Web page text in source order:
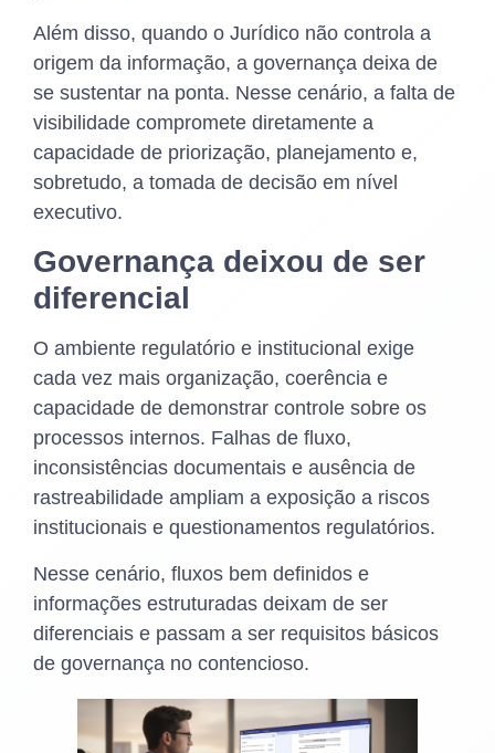
Além disso, quando o Jurídico não controla a
origem da informação, a governança deixa de
se sustentar na ponta. Nesse cenário, a falta de
visibilidade compromete diretamente a
capacidade de priorização, planejamento e,
sobretudo, a tomada de decisão em nível
executivo.
Governança deixou de ser
diferencial
O ambiente regulatório e institucional exige
cada vez mais organização, coerência e
capacidade de demonstrar controle sobre os
processos internos. Falhas de fluxo,
inconsistências documentais e ausência de
rastreabilidade ampliam a exposição a riscos
institucionais e questionamentos regulatórios.
Nesse cenário, fluxos bem definidos e
informações estruturadas deixam de ser
diferenciais e passam a ser requisitos básicos
de governança no contencioso.